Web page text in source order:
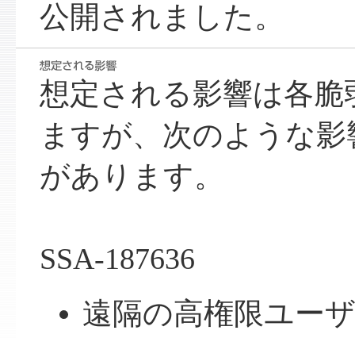
公開されました。
想定される影響は各
ますが、次のような
があります。
SSA-187636
遠隔の高権限ユー